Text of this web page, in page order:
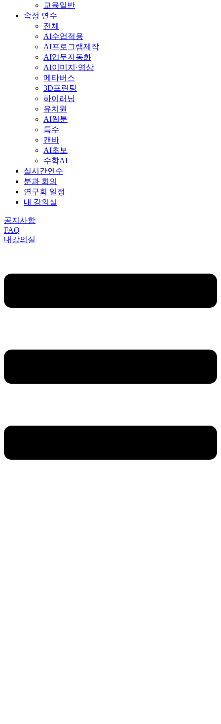
교육일반
속성 연수
전체
AI수업적용
AI프로그램제작
AI업무자동화
AI이미지·영상
메타버스
3D프린팅
하이러닝
유치원
AI웹툰
특수
캔바
AI초보
수학AI
실시간연수
분과 회의
연구회 일정
내 강의실
공지사항
FAQ
내강의실